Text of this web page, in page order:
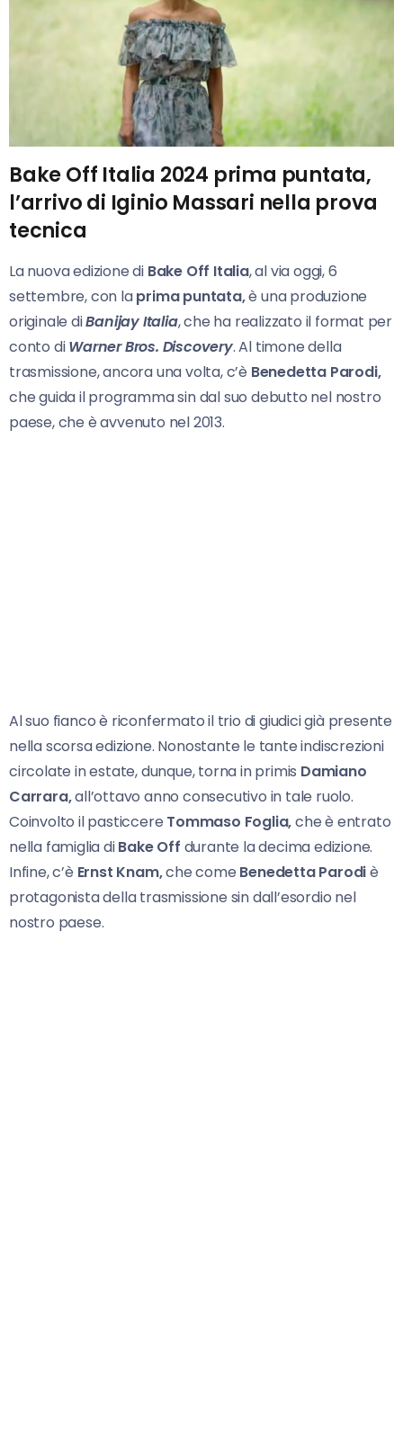
Bake Off Italia 2024 prima puntata,
l’arrivo di Iginio Massari nella prova
tecnica
La nuova edizione di Bake Off Italia, al via oggi, 6
settembre, con laprima puntata,è una produzione
originale diBanijay Italia, che ha realizzato il format per
conto diWarner Bros. Discovery. Al timone della
trasmissione, ancora una volta, c’è Benedetta Parodi,
che guida il programma sin dal suo debutto nel nostro
paese, che è avvenuto nel 2013.
Al suo fianco è riconfermato il trio di giudici già presente
nella scorsa edizione. Nonostante le tante indiscrezioni
circolate in estate, dunque, torna in primis Damiano
Carrara,all’ottavo anno consecutivo in tale ruolo.
Coinvolto il pasticcere Tommaso Foglia,che è entrato
nella famiglia diBake Off durante la decima edizione.
Infine, c’è Ernst Knam,che come Benedetta Parodiè
protagonista della trasmissione sin dall’esordio nel
nostro paese.